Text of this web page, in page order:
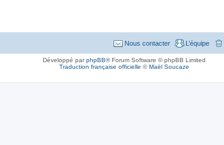
L’équipe
Nous contacter
Développé parphpBB® Forum Software © phpBB Limited
Traduction française officielle ©Maël Soucaze